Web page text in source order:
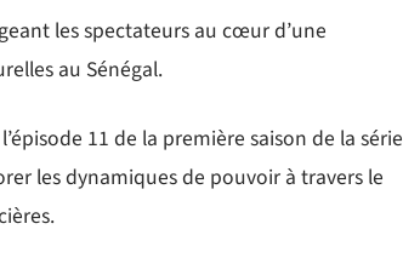
les spectateurs au cœur d’une
au Sénégal.
11 de la première saison de la série
les dynamiques de pouvoir à travers le